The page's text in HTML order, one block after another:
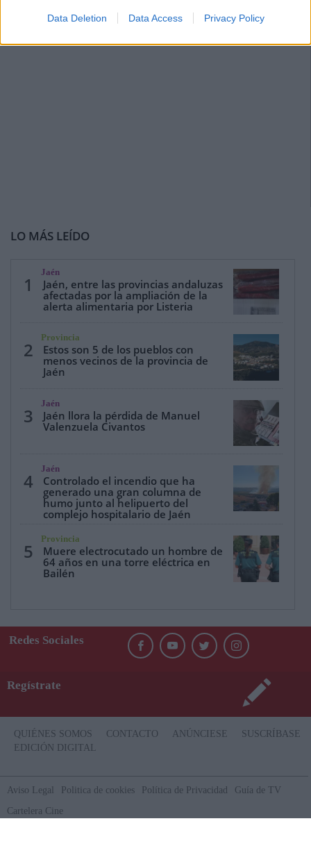
Data Deletion Data Access Privacy Policy
LO MÁS LEÍDO
1
Jaén
Jaén, entre las provincias andaluzas
afectadas por la ampliación de la
alerta alimentaria por Listeria
2
Provincia
Estos son 5 de los pueblos con
menos vecinos de la provincia de
Jaén
3
Jaén
Jaén llora la pérdida de Manuel
Valenzuela Civantos
4
Jaén
Controlado el incendio que ha
generado una gran columna de
humo junto al helipuerto del
complejo hospitalario de Jaén
5
Provincia
Muere electrocutado un hombre de
64 años en una torre eléctrica en
Bailén
Redes Sociales
Regístrate
QUIÉNES SOMOS CONTACTO ANÚNCIESE
SUSCRÍBASE
EDICIÓN DIGITAL
Aviso Legal Politica de cookies Política de Privacidad
Guía de TV
Cartelera Cine